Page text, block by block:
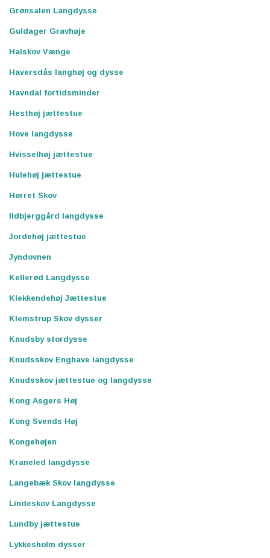
Grønsalen Langdysse
Guldager Gravhøje
Halskov Vænge
Haversdås langhøj og dysse
Havndal fortidsminder
Hesthøj jættestue
Hove langdysse
Hvisselhøj jættestue
Hulehøj jættestue
Hørret Skov
Ildbjerggård langdysse
Jordehøj jættestue
Jyndovnen
Kellerød Langdysse
Klekkendehøj Jættestue
Klemstrup Skov dysser
Knudsby stordysse
Knudsskov Enghave langdysse
Knudsskov jættestue og langdysse
Kong Asgers Høj
Kong Svends Høj
Kongehøjen
Kraneled langdysse
Langebæk Skov langdysse
Lindeskov Langdysse
Lundby jættestue
Lykkesholm dysser